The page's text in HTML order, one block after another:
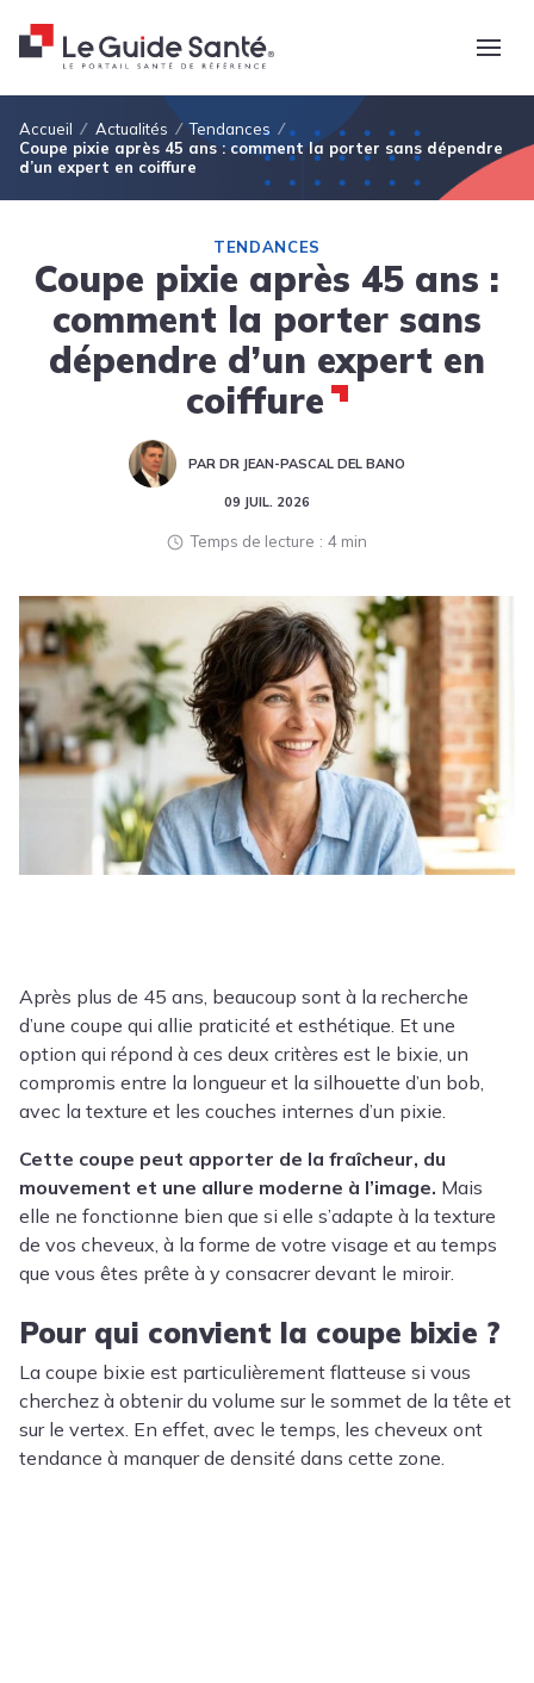
Fil d'Ariane
Accueil Actualités
Tendances
Coupe pixie après 45 ans : comment la porter sans dépendre
d’un expert en coiffure
TENDANCES
Coupe pixie après 45 ans :
comment la porter sans
dépendre d’un expert en
coiffure
PAR DR JEAN-PASCAL DEL BANO
09 JUIL. 2026
Temps de lecture 4 min
Après plus de 45 ans, beaucoup sont à la recherche
d’une coupe qui allie praticité et esthétique. Et une
option qui répond à ces deux critères est le bixie, un
compromis entre la longueur et la silhouette d’un bob,
avec la texture et les couches internes d’un pixie.
Cette coupe peut apporter de la fraîcheur, du
mouvement et une allure moderne à l’image. Mais
elle ne fonctionne bien que si elle s’adapte à la texture
de vos cheveux, à la forme de votre visage et au temps
que vous êtes prête à y consacrer devant le miroir.
Pour qui convient la coupe bixie ?
La coupe bixie est particulièrement flatteuse si vous
cherchez à obtenir du volume sur le sommet de la tête et
sur le vertex. En effet, avec le temps, les cheveux ont
tendance à manquer de densité dans cette zone.